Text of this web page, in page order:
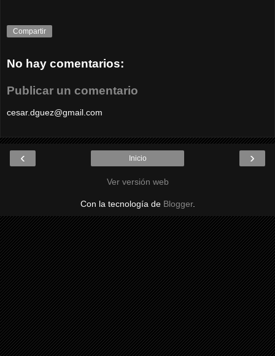
Compartir
No hay comentarios:
Publicar un comentario
cesar.dguez@gmail.com
‹ ›
Inicio
Ver versión web
Con la tecnología de Blogger.